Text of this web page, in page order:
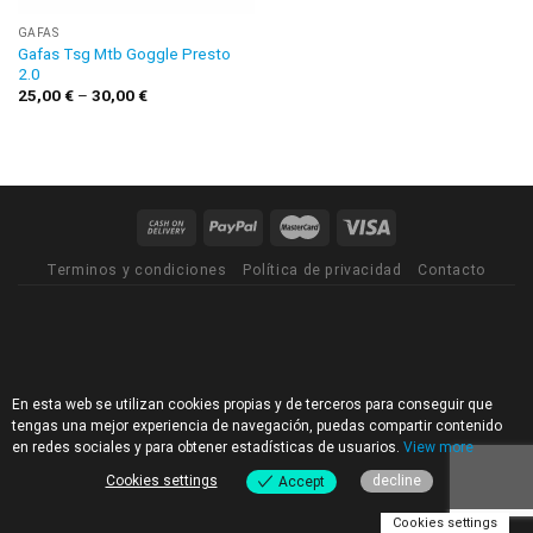
GAFAS
Gafas Tsg Mtb Goggle Presto
2.0
25,00€– 30,00€
Terminos y condiciones Política de privacidad Contacto
En esta web se utilizan cookies propias y de terceros para conseguir que
tengas una mejor experiencia de navegación, puedas compartir contenido
en redes sociales y para obtener estadísticas de usuarios. View more
Cookies settings
Accept decline
Cookies settings